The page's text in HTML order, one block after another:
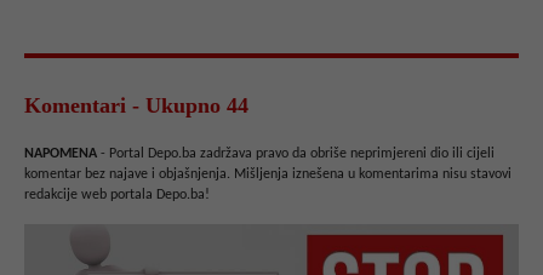
Komentari - Ukupno 44
NAPOMENA - Portal Depo.ba zadržava pravo da obriše neprimjereni dio ili cijeli
komentar bez najave i objašnjenja. Mišljenja iznešena u komentarima nisu stavovi
redakcije web portala Depo.ba!